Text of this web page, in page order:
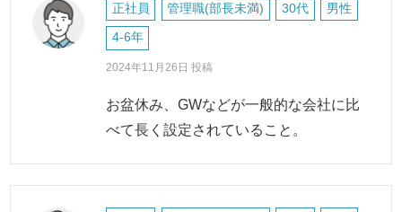
正社員 管理職(部長未満) 30代 男性
4-6年
2024年11月26日 投稿
お盆休み、GWなどが一般的な会社に比
べて長く設定されていること。